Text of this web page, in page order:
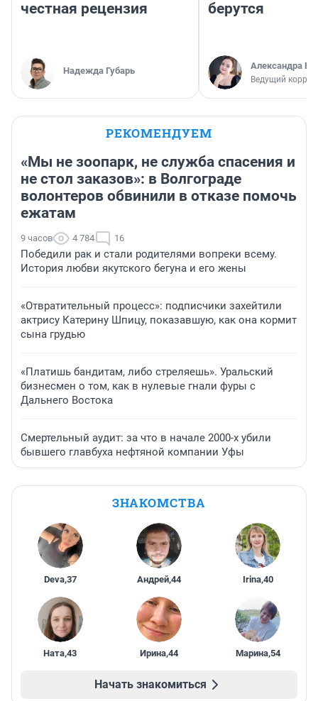
честная рецензия
Надежда Губарь
берутся
Александра
Ведущий
РЕКОМЕНДУЕМ
«Мы не зоопарк, не служба спасения и
не стол заказов»: в Волгограде
волонтеров обвинили в отказе помочь
ежатам
9 часов 4 784 16
Победили рак и стали родителями вопреки всему.
История любви якутского бегуна и его жены
«Отвратительный процесс»: подписчики захейтили
актрису Катерину Шпицу, показавшую, как она кормит
сына грудью
«Платишь бандитам, либо стреляешь». Уральский
бизнесмен о том, как в нулевые гнали фуры с
Дальнего Востока
Смертельный аудит: за что в начале 2000-х убили
бывшего главбуха нефтяной компании Уфы
ЗНАКОМСТВА
Deva,37 Андрей,44 Irina,40
Ната,43 Ирина,44 Марина,54
Начать знакомиться